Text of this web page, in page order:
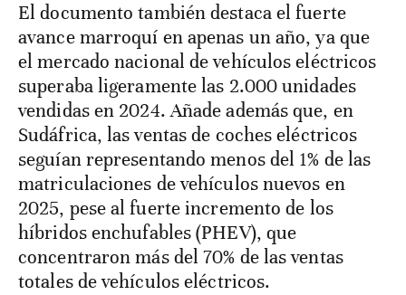
El documento también destaca el fuerte
avance marroquí en apenas un año, ya que
el mercado nacional de vehículos eléctricos
superaba ligeramente las 2.000 unidades
vendidas en 2024. Añade además que, en
Sudáfrica, las ventas de coches eléctricos
seguían representando menos del 1% de las
matriculaciones de vehículos nuevos en
2025, pese al fuerte incremento de los
híbridos enchufables (PHEV), que
concentraron más del 70% de las ventas
totales de vehículos eléctricos.